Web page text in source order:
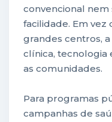
convencional
facilidade. Em vez
grandes centros,
clínica, tecnologia
as comunidades.
Para programas
campanhas de